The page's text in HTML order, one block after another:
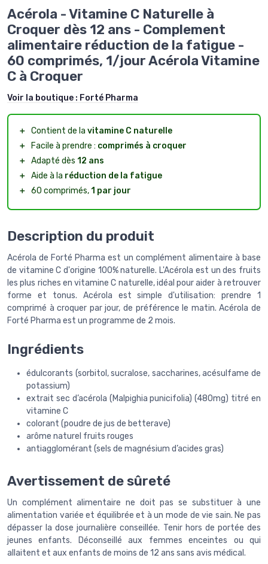
Acérola - Vitamine C Naturelle à
Croquer dès 12 ans - Complement
alimentaire réduction de la fatigue -
60 comprimés, 1/jour Acérola Vitamine
C à Croquer
Voir la boutique : Forté Pharma
＋ Contient de la vitamine C naturelle
＋
Facile à prendre : comprimés à croquer
＋ Adapté dès 12 ans
＋ Aide à la réduction de la fatigue
＋ 60 comprimés,1 par jour
Description du produit
Acérola de Forté Pharma est un complément alimentaire à base
de vitamine C d'origine 100% naturelle. L'Acérola est un des fruits
les plus riches en vitamine C naturelle, idéal pour aider à retrouver
forme et tonus. Acérola est simple d'utilisation: prendre 1
comprimé à croquer par jour, de préférence le matin. Acérola de
Forté Pharma est un programme de 2 mois.
Ingrédients
édulcorants (sorbitol, sucralose, saccharines, acésulfame de
potassium)
extrait sec d’acérola (Malpighia punicifolia) (480mg) titré en
vitamine C
colorant (poudre de jus de betterave)
arôme naturel fruits rouges
antiagglomérant (sels de magnésium d’acides gras)
Avertissement de sûreté
Un complément alimentaire ne doit pas se substituer à une
alimentation variée et équilibrée et à un mode de vie sain. Ne pas
dépasser la dose journalière conseillée. Tenir hors de portée des
jeunes enfants. Déconseillé aux femmes enceintes ou qui
allaitent et aux enfants de moins de 12 ans sans avis médical.